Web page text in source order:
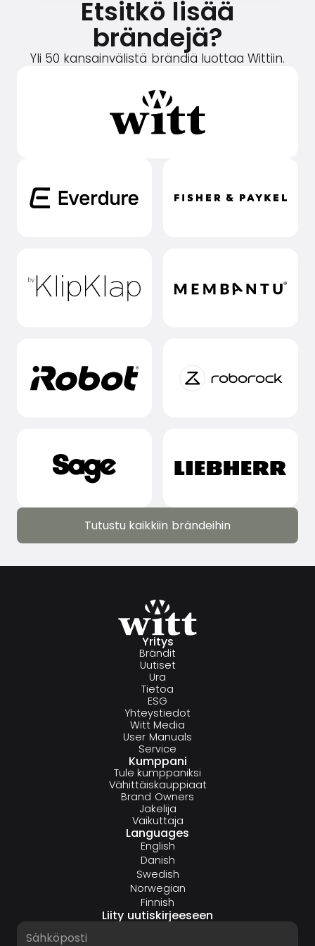
Etsitkö lisää
brändejä?
Yli 50 kansainvälistä brändiä luottaa Wittiin.
Tutustu kaikkiin brändeihin
Tutustu kaikkiin brändeihin
Yritys
Brändit
Uutiset
Ura
Tietoa
ESG
Yhteystiedot
Witt Media
User Manuals
Service
Kumppani
Tule kumppaniksi
Vähittäiskauppiaat
Brand Owners
Jakelija
Vaikuttaja
Languages
English
Danish
Swedish
Norwegian
Finnish
Liity uutiskirjeeseen